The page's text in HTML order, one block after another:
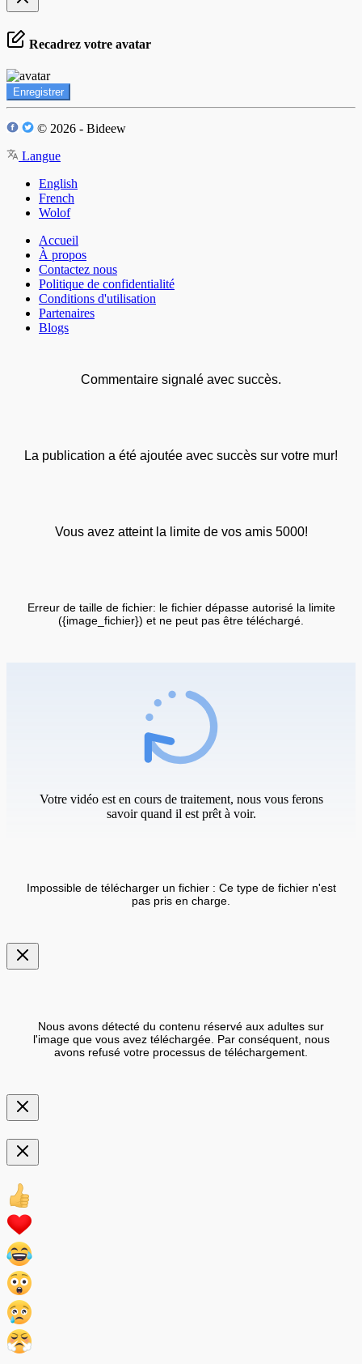
Recadrez votre avatar
Enregistrer
© 2026 - Bideew
Langue
English
French
Wolof
Accueil
À propos
Contactez nous
Politique de confidentialité
Conditions d'utilisation
Partenaires
Blogs
Commentaire signalé avec succès.
La publication a été ajoutée avec succès sur votre mur!
Vous avez atteint la limite de vos amis 5000!
Erreur de taille de fichier: le fichier dépasse autorisé la limite
({image_fichier}) et ne peut pas être téléchargé.
Votre vidéo est en cours de traitement, nous vous ferons
savoir quand il est prêt à voir.
Impossible de télécharger un fichier : Ce type de fichier n'est
pas pris en charge.
Nous avons détecté du contenu réservé aux adultes sur
l'image que vous avez téléchargée. Par conséquent, nous
avons refusé votre processus de téléchargement.